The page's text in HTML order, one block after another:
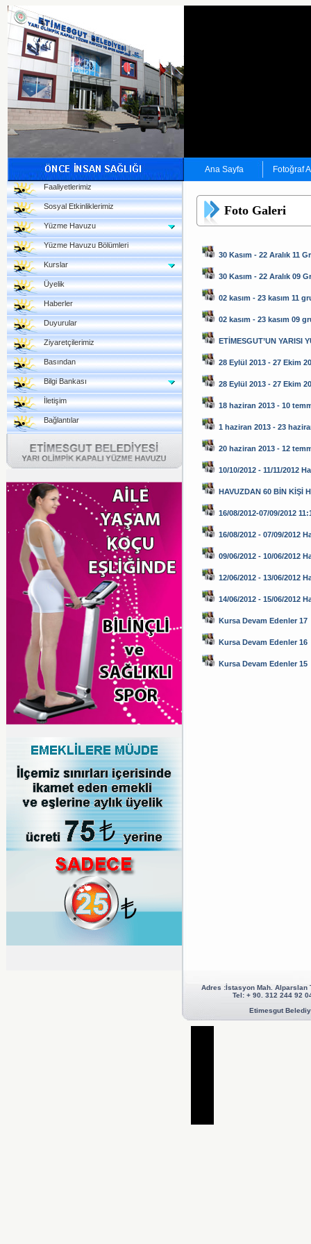
Ana Sayfa Fotoğraf
Faaliyetlerimiz
Sosyal Etkinliklerimiz
Yüzme Havuzu
Yüzme Havuzu Bölümleri
Kurslar
Üyelik
Haberler
Duyurular
Ziyaretçilerimiz
Basından
Bilgi Bankası
İletişim
Bağlantılar
Foto Galeri
30 Kasım - 22 Aralık 11
30 Kasım - 22 Aralık 09
02 kasım - 23 kasım 11
02 kasım - 23 kasım 09
ETİMESGUT’UN YARISI
28 Eylül 2013 - 27 Ekim
28 Eylül 2013 - 27 Ekim
18 haziran 2013 - 10
1 haziran 2013 - 23
20 haziran 2013 - 12
10/10/2012 - 11/11/2012
HAVUZDAN 60 BİN KİŞİ
16/08/2012-07/09/2012
16/08/2012 - 07/09/2012
09/06/2012 - 10/06/2012
12/06/2012 - 13/06/2012
14/06/2012 - 15/06/2012
Kursa Devam Edenler 17
Kursa Devam Edenler 16
Kursa Devam Edenler 15
Adres :İstasyon Mah. Alparslan
Tel: + 90. 312 244 92
Etimesgut